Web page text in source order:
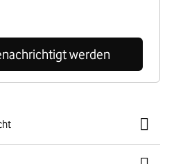
werden